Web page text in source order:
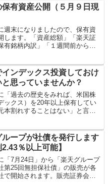
みたいと思います。なお、厳密
種キャンペー...
保有資産公開（５月９日現
週末になりましたので、保有資
します。「資産総額」「楽天証
有銘柄内訳」「１週間前からの
理している資産総額（５月９日
以下の通りです。...
インデックス投資しておけ
と思っていませんか？
「過去の歴史をみれば、米国株
ックス）を20年以上保有してい
本割れすることはない」と言わ
が拡大しても、20年持ち続けれ
することは...
ループが社債を発行します
2.43％以上可能】
「7月24日」から「楽天グループ
第25回無担保社債」の販売が各
で開始されます。販売証券会社